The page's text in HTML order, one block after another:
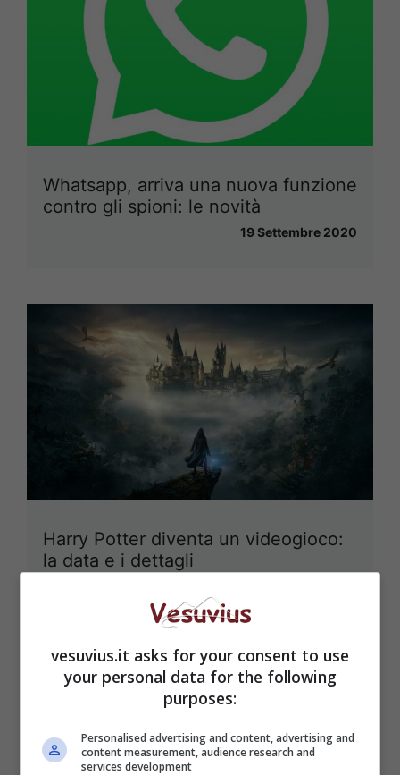
Whatsapp, arriva una nuova funzione
contro gli spioni: le novità
19 Settembre 2020
Harry Potter diventa un videogioco:
la data e i dettagli
vesuvius.it asks for your consent to use
your personal data for the following
purposes:
Personalised advertising and content, advertising and
content measurement, audience research and
services development